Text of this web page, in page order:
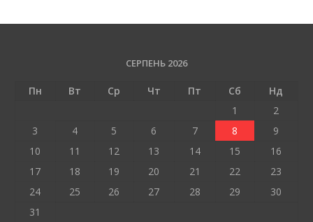
e
o
ittai ді
и
т
СЕРПЕНЬ 2026
Пн Вт Ср Чт Пт Сб
Нд
1
2
3
4 5 6 7 8
9
10
11 12 13 14 15
16
17
18 19 20 21 22
23
24
25 26 27 28 29
30
31